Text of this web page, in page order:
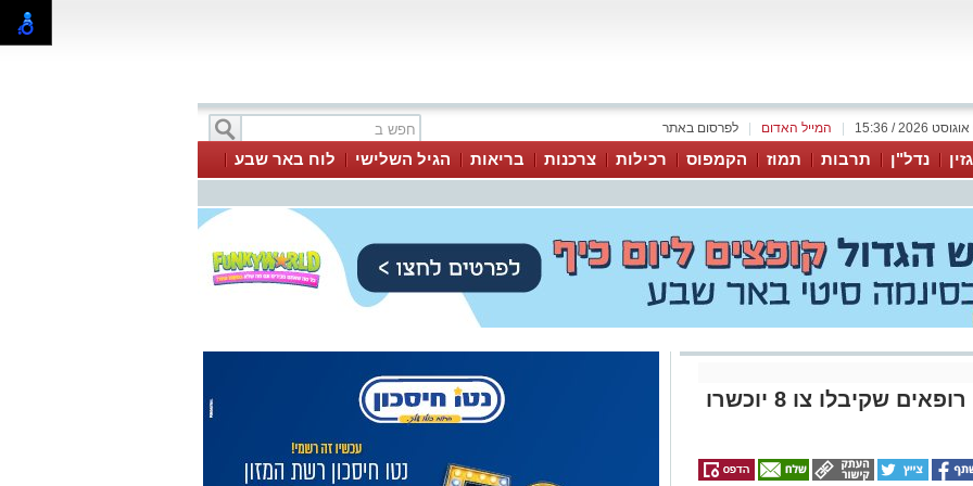
לפרסום באתר המייל האדום
נדל"ן תרבות תמוז הקמפוס רכילות צרכנות בריאות הגיל השלישי
לוח באר שבע
סימולציה רפואית בזמן אמת: רופאים שקיבלו צו 8 יוכשרו